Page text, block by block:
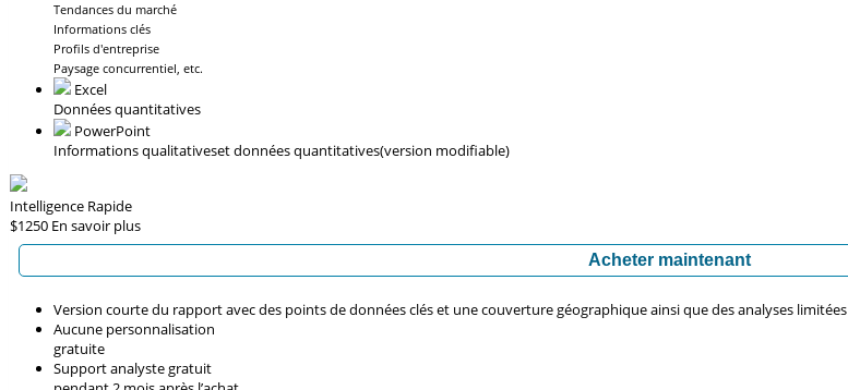
Tendances du marché
Informations clés
Profils d'entreprise
Paysage concurrentiel, etc.
Excel
Données quantitatives
PowerPoint
Informations qualitativeset données quantitatives(version modifiable)
Intelligence Rapide
$1250 En savoir plus
Acheter maintenant
Version courte du rapport avec des points de données clés et une couverture géographique ainsi que des analyses limitées
Aucune personnalisation
gratuite
Support analyste gratuit